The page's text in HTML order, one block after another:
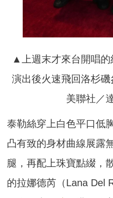
▲上週末才來台開唱
演出後火速飛回洛杉
美聯社／
泰勒絲穿上白色平口低
凸有致的身材曲線展露
腿，再配上珠寶點綴，
的拉娜德芮（Lana Del